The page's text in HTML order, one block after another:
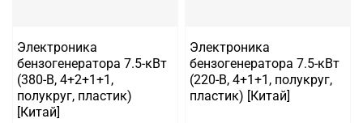
Электроника
бензогенератора 7.5-кВт
(380-B, 4+2+1+1,
полукруг, пластик)
[Китай]
Электроника
бензогенератора 7.5-кВт
(220-B, 4+1+1, полукруг,
пластик) [Китай]